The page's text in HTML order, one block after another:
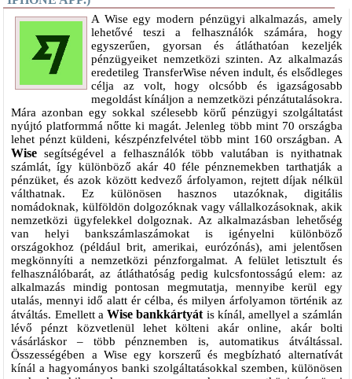
A Wise egy modern pénzügyi alkalmazás, amely
lehetővé teszi a felhasználók számára, hogy
egyszerűen, gyorsan és átláthatóan kezeljék
pénzügyeiket nemzetközi szinten. Az alkalmazás
eredetileg TransferWise néven indult, és elsődleges
célja az volt, hogy olcsóbb és igazságosabb
megoldást kínáljon a nemzetközi pénzátutalásokra.
Mára azonban egy sokkal szélesebb körű pénzügyi szolgáltatást
nyújtó platformmá nőtte ki magát. Jelenleg több mint 70 országba
lehet pénzt küldeni, készpénzfelvétel több mint 160 országban. A
Wise segítségével a felhasználók több valutában is nyithatnak
számlát, így különböző akár 40 féle pénznemekben tarthatják a
pénzüket, és azok között kedvező árfolyamon, rejtett díjak nélkül
válthatnak. Ez különösen hasznos utazóknak, digitális
nomádoknak, külföldön dolgozóknak vagy vállalkozásoknak, akik
nemzetközi ügyfelekkel dolgoznak. Az alkalmazásban lehetőség
van helyi bankszámlaszámokat is igényelni különböző
országokhoz (például brit, amerikai, eurózónás), ami jelentősen
megkönnyíti a nemzetközi pénzforgalmat. A felület letisztult és
felhasználóbarát, az átláthatóság pedig kulcsfontosságú elem: az
alkalmazás mindig pontosan megmutatja, mennyibe kerül egy
utalás, mennyi idő alatt ér célba, és milyen árfolyamon történik az
átváltás. Emellett aWise bankkártyátis kínál, amellyel a számlán
lévő pénzt közvetlenül lehet költeni akár online, akár bolti
vásárláskor – több pénznemben is, automatikus átváltással.
Összességében a Wise egy korszerű és megbízható alternatívát
kínál a hagyományos banki szolgáltatásokkal szemben, különösen